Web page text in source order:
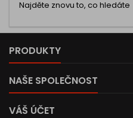
Najděte znovu to, co hledáte
PRODUKTY
NAŠE SPOLEČNOST
VÁŠ ÚČET